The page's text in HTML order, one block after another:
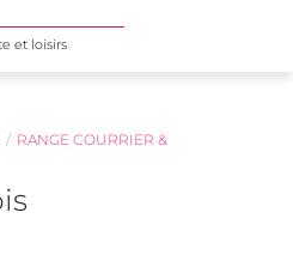
et loisirs
RANGE COURRIER &